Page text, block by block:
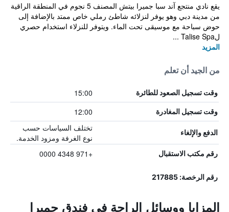
يقع نادي منتجع آند سبا جميرا بيتش المصنف 5 نجوم في المنطقة الراقية
من مدينة دبي وهو يوفر لنزلائه شاطئ رملي خاص ممتد بالإضافة إلى
حوض سباحة مع موسيقى تحت الماء. ويتوفر للنزلاء استخدام حصري
لTalise Spa ...
المزيد
من الجيد أن تعلم
وقت تسجيل الصعود للطائرة 15:00
وقت تسجيل المغادرة 12:00
الدفع والإلغاء
تختلف السياسات حسب
نوع الغرفة ومزود الخدمة.
رقم مكتب الاستقبال +971 4348 0000
رقم الرخصة: 217885
المزايا ووسائل الراحة في فندق جميرا